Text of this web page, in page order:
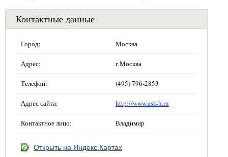
Контактные данные
Город: Москва
Адрес: г.Москва
Телефон: (495) 796-2853
Адрес сайта: http://www.ask-h.ru
Контактное лицо: Владимир
Открыть на Яндекс.Картах